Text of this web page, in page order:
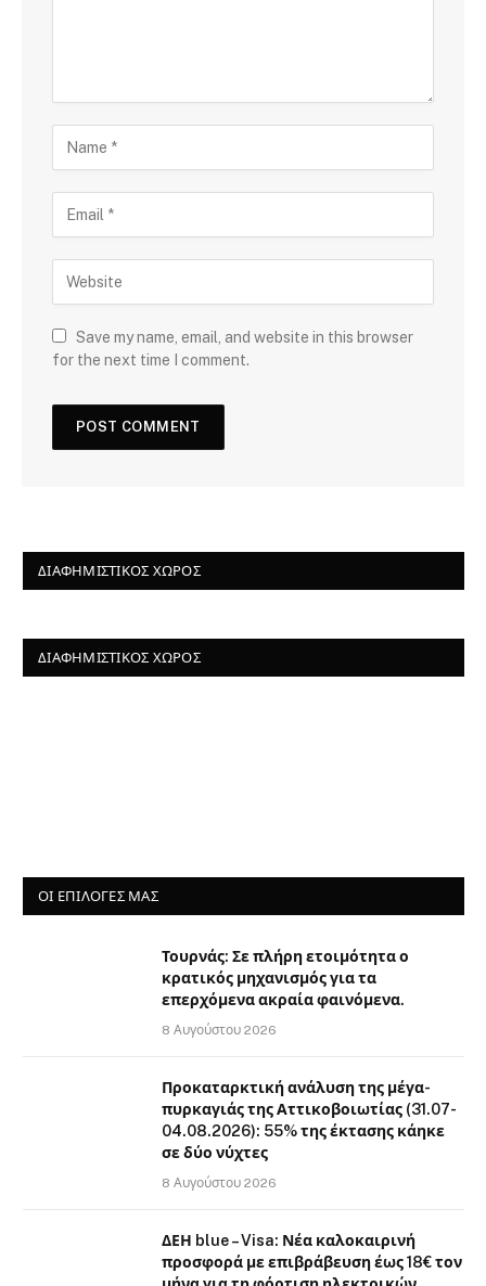
Save my name, email, and website in this browser
for the next time I comment.
ΔΙΑΦΗΜΙΣΤΙΚΌΣ ΧΏΡΟΣ
ΔΙΑΦΗΜΙΣΤΙΚΌΣ ΧΏΡΟΣ
ΟΙ ΕΠΙΛΟΓΈΣ ΜΑΣ
Τουρνάς: Σε πλήρη ετοιμότητα ο
κρατικός μηχανισμός για τα
επερχόμενα ακραία φαινόμενα.
8 Αυγούστου 2026
Προκαταρκτική ανάλυση της μέγα-
πυρκαγιάς της Αττικοβοιωτίας (31.07-
04.08.2026): 55% της έκτασης κάηκε
σε δύο νύχτες
8 Αυγούστου 2026
ΔΕΗ blue – Visa: Νέα καλοκαιρινή
προσφορά με επιβράβευση έως 18€ τον